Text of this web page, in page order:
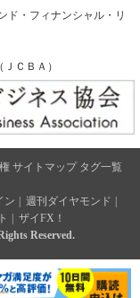
ド・フィナンシャル・リ
ＣＢＡ）
サイトマップ タグ一覧
ン 週刊ダイヤモンド
ザイFX！
Reserved.